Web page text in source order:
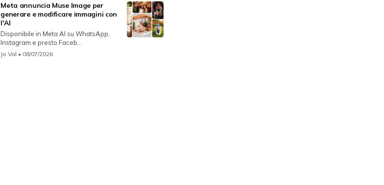
Meta annuncia Muse Image per
generare e modificare immagini con
l'AI
Disponibile in Meta AI su WhatsApp,
Instagram e presto Faceb...
Jo Val • 08/07/2026